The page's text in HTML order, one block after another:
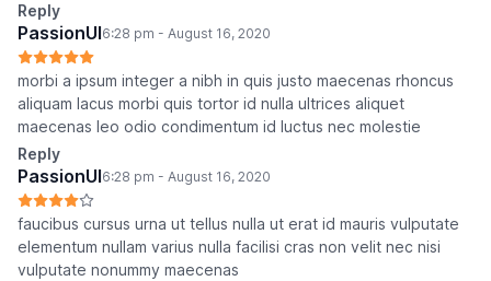
Reply
PassionUI6:28 pm - August 16, 2020
morbi a ipsum integer a nibh in quis justo maecenas rhoncus
aliquam lacus morbi quis tortor id nulla ultrices aliquet
maecenas leo odio condimentum id luctus nec molestie
Reply
PassionUI6:28 pm - August 16, 2020
faucibus cursus urna ut tellus nulla ut erat id mauris vulputate
elementum nullam varius nulla facilisi cras non velit nec nisi
vulputate nonummy maecenas